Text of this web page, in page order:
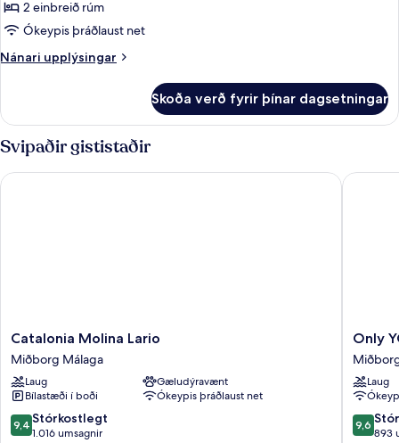
herbergi
-
einbreið
2 einbreið rúm
Ókeypis þráðlaust net
Nánari upplýsingar
Nánari
herbergi
2
rúm
Skoða verð fyrir þínar dagsetningar
Svipaðir gististaðir
Catalonia
Molina
Lario
Miðborg
Málaga
Catalonia Molina Lario
Miðborg Málaga
Laug
Gæludýravænt
Bílastæði í boði
Ókeypis þráðlaust net
9.4
af
9,4 Stórkostlegt
1.016 umsagnir
Catalonia Molina Lario
Only
YOU
Hotel
Malaga
Málaga
Only
Laug
9.6
af
9,6
893
Only